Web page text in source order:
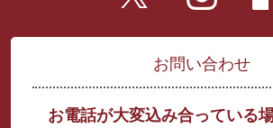
お問い合わせ
お電話が大変込み合っている